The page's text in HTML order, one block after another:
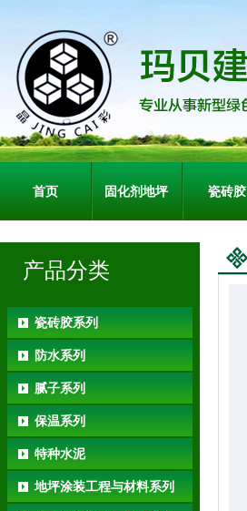
首页 固化剂地坪 瓷砖胶
产品分类
瓷砖胶系列
防水系列
腻子系列
保温系列
特种水泥
地坪涂装工程与材料系列